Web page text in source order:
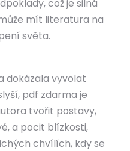
což je silná
mít literatura na
světa.
dokázala vyvolat
pdf zdarma je
tvořit postavy,
a pocit blízkosti,
chvílích, kdy se